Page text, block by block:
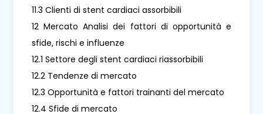
11.3 Clienti di stent cardiaci assorbibili
12 Mercato Analisi dei fattori di opportunità e
sfide, rischi e influenze
12.1 Settore degli stent cardiaci riassorbibili
12.2 Tendenze di mercato
12.3 Opportunità e fattori trainanti del mercato
12.4 Sfide di mercato